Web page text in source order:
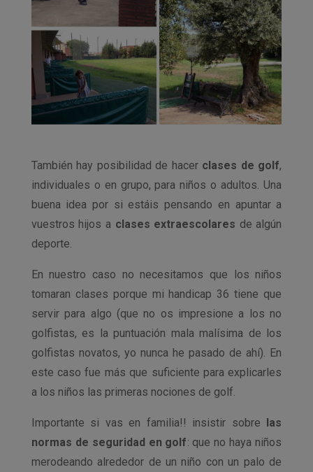
También hay posibilidad de hacer clases de golf,
individuales o en grupo, para niños o adultos. Una
buena idea por si estáis pensando en apuntar a
vuestros hijos a clases extraescolares de algún
deporte.
En nuestro caso no necesitamos que los niños
tomaran clases porque mi handicap 36 tiene que
servir para algo (que no os impresione a los no
golfistas, es la puntuación mala malísima de los
golfistas novatos, yo nunca he pasado de ahí). En
este caso fue más que suficiente para explicarles
a los niños las primeras nociones de golf.
Importante si vas en familia!! insistir sobre las
normas de seguridad en golf: que no haya niños
merodeando alrededor de un niño con un palo de